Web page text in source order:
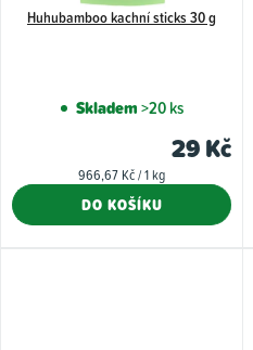
Huhubamboo kachní sticks 30 g
Skladem>20 ks
29 Kč
Měrná
966,67 Kč / 1 kg
DO KOŠÍKU